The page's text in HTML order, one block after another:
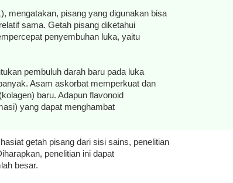
mengatakan, pisang yang digunakan bisa
sama. Getah pisang diketahui
penyembuhan luka, yaitu
pembuluh darah baru pada luka
Asam askorbat memperkuat dan
baru. Adapun flavonoid
yang dapat menghambat
getah pisang dari sisi sains, penelitian
penelitian ini dapat
besar.